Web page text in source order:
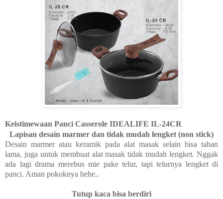
Keistimewaan Panci Casserole IDEALIFE IL-24CR
Lapisan desain marmer dan tidak mudah lengket (non stick)
Desain marmer atau keramik pada alat masak selain bisa tahan
lama, juga untuk membuat alat masak tidak mudah lengket. Nggak
ada lagi drama merebus mie pake telur, tapi telurnya lengket di
panci. Aman pokoknya hehe..
Tutup kaca bisa berdiri